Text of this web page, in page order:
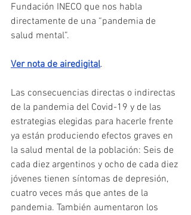
Fundación INECO que nos habla
directamente de una “pandemia de
salud mental”.
Ver nota de airedigital.
Las consecuencias directas o indirectas
de la pandemia del Covid-19 y de las
estrategias elegidas para hacerle frente
ya están produciendo efectos graves en
la salud mental de la población: Seis de
cada diez argentinos y ocho de cada diez
jóvenes tienen síntomas de depresión,
cuatro veces más que antes de la
pandemia. También aumentaron los